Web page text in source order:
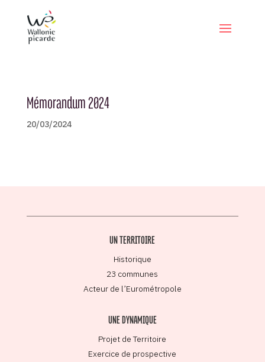
Mémorandum 2024
20/03/2024
UN TERRITOIRE
Historique
23 communes
Acteur de l’Eurométropole
UNE DYNAMIQUE
Projet de Territoire
Exercice de prospective